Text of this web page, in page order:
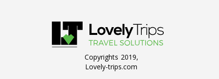
Copyrights 2019,
Lovely-trips.com